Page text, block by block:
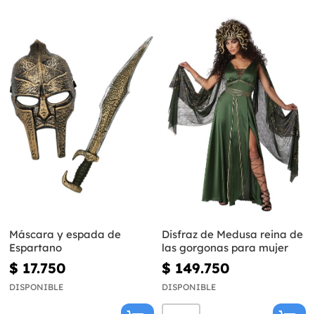
Máscara y espada de
Espartano
$ 17.750
DISPONIBLE
Disfraz de Medusa reina de
las gorgonas para mujer
$ 149.750
DISPONIBLE